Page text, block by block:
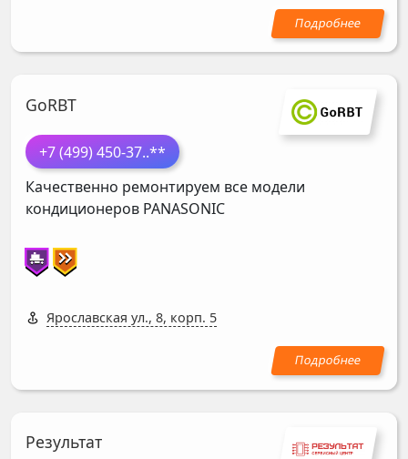
GoRBT
+7 (499) 450-37..**
Качественно ремонтируем все модели
кондиционеров PANASONIC
Ярославская ул., 8, корп. 5
Результат